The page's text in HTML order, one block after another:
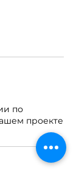
по
проекте